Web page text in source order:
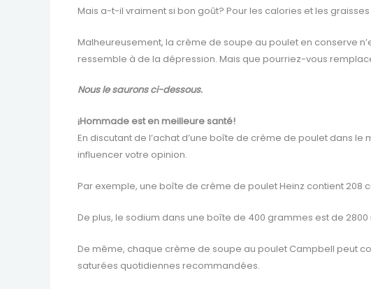
Mais a-t-il vraiment si bon goût? Pour les calories et les
Malheureusement, la crème de soupe au poulet en conserve
ressemble à de la dépression. Mais que pourriez-vous
Nous le saurons ci-dessous.
¡Hommade est en meilleure santé!
En discutant de l’achat d’une boîte de crème de poulet dans
influencer votre opinion.
Par exemple, une boîte de crème de poulet Heinz contient 208
De plus, le sodium dans une boîte de 400 grammes est de
De même, chaque crème de soupe au poulet Campbell peut
saturées quotidiennes recommandées.